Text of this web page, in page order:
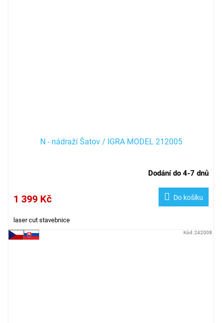
N - nádraží Šatov / IGRA MODEL 212005
Dodání do 4-7 dnů
1 399 Kč Do košíku
laser cut stavebnice
Kód:242008